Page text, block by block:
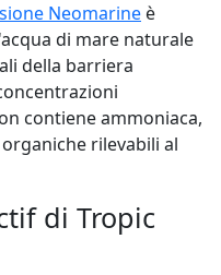
Neomarine è
di mare naturale
della barriera
contiene ammoniaca,
rilevabili al
di Tropic